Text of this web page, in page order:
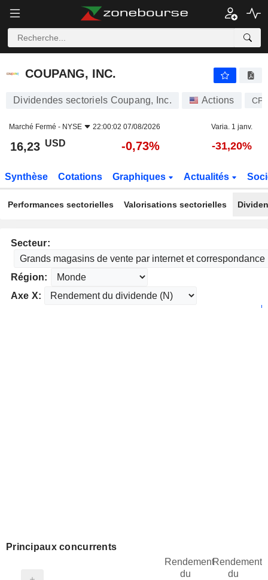
COUPANG, INC. -0,73%
COUPANG, INC.
Dividendes sectoriels Coupang, Inc. Actions
Marché Fermé - NYSE 22:00:02 07/08/2026 Varia. 1 janv.
16,23 USD -0,73% -31,20%
Synthèse Cotations Graphiques Actualités
Performances sectorielles Valorisations sectorielles
Secteur:
Région:
Axe X:
Principaux concurrents
Rendement
du
Rendement
du